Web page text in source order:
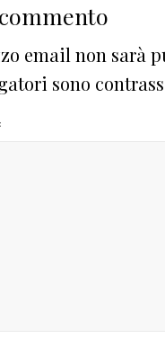
email non sarà
sono